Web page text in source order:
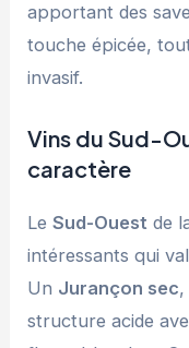
apportant des
touche épicée,
invasif.
Vins du Sud-
caractère
LeSud-Ouest de
intéressants qui
Un Jurançon sec
structure acide